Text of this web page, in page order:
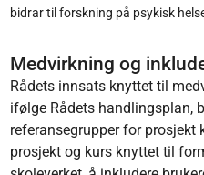
bidrar til forskning på psykisk
Medvirkning og
Rådets innsats knyttet til
ifølge Rådets handlingsplan,
referansegrupper for
prosjekt og kurs knyttet til